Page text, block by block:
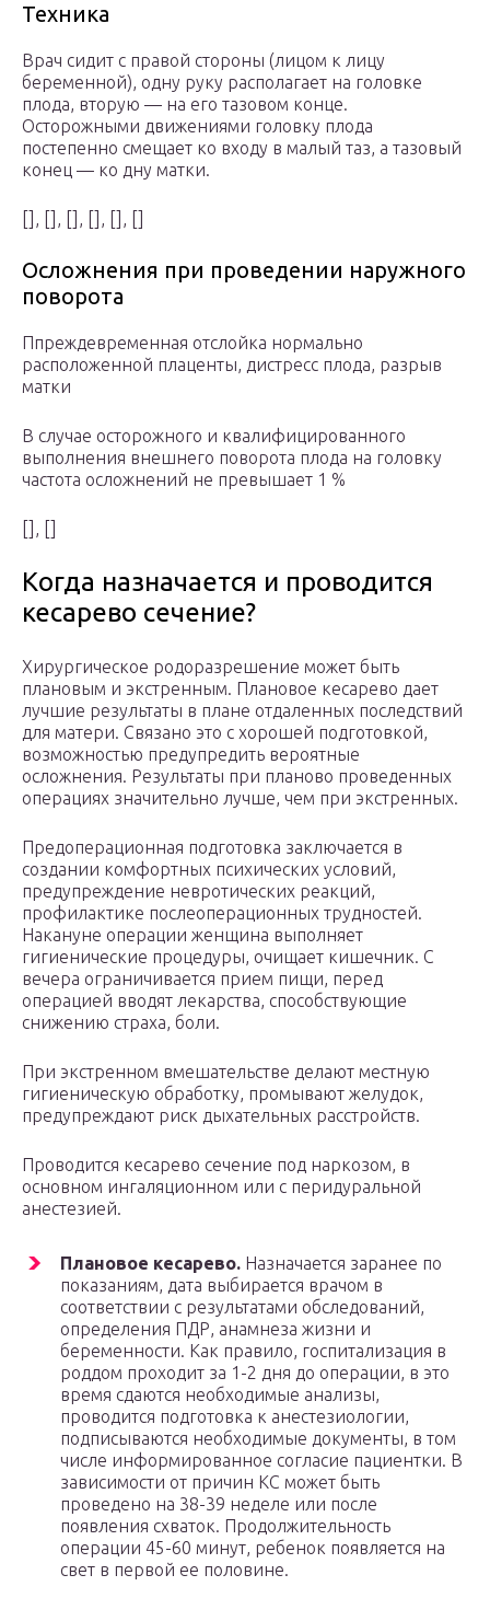
Техника
Врач сидит с правой стороны (лицом к лицу
беременной), одну руку располагает на головке
плода, вторую — на его тазовом конце.
Осторожными движениями головку плода
постепенно смещает ко входу в малый таз, а тазовый
конец — ко дну матки.
[], [], [], [], [], []
Осложнения при проведении наружного
поворота
Ппреждевременная отслойка нормально
расположенной плаценты, дистресс плода, разрыв
матки
В случае осторожного и квалифицированного
выполнения внешнего поворота плода на головку
частота осложнений не превышает 1 %
[], []
Когда назначается и проводится
кесарево сечение?
Хирургическое родоразрешение может быть
плановым и экстренным. Плановое кесарево дает
лучшие результаты в плане отдаленных последствий
для матери. Связано это с хорошей подготовкой,
возможностью предупредить вероятные
осложнения. Результаты при планово проведенных
операциях значительно лучше, чем при экстренных.
Предоперационная подготовка заключается в
создании комфортных психических условий,
предупреждение невротических реакций,
профилактике послеоперационных трудностей.
Накануне операции женщина выполняет
гигиенические процедуры, очищает кишечник. С
вечера ограничивается прием пищи, перед
операцией вводят лекарства, способствующие
снижению страха, боли.
При экстренном вмешательстве делают местную
гигиеническую обработку, промывают желудок,
предупреждают риск дыхательных расстройств.
Проводится кесарево сечение под наркозом, в
основном ингаляционном или с перидуральной
анестезией.
Плановое кесарево. Назначается заранее по
показаниям, дата выбирается врачом в
соответствии с результатами обследований,
определения ПДР, анамнеза жизни и
беременности. Как правило, госпитализация в
роддом проходит за 1-2 дня до операции, в это
время сдаются необходимые анализы,
проводится подготовка к анестезиологии,
подписываются необходимые документы, в том
числе информированное согласие пациентки. В
зависимости от причин КС может быть
проведено на 38-39 неделе или после
появления схваток. Продолжительность
операции 45-60 минут, ребенок появляется на
свет в первой ее половине.